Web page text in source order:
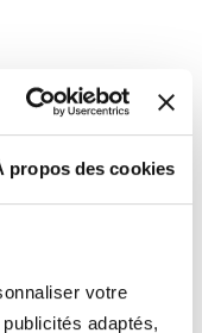
propos des cookies
votre
adaptés,